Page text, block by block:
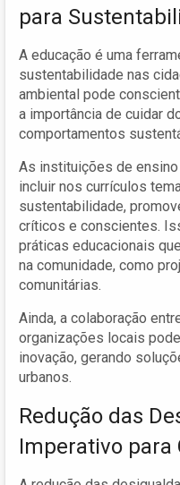
para
A educação é uma
sustentabilidade nas
ambiental pode
a importância de cuidar
comportamentos
As instituições de
incluir nos currículos
sustentabilidade,
críticos e conscientes.
práticas educacionais
na comunidade, como
comunitárias.
Ainda, a colaboração
organizações locais
inovação, gerando
urbanos.
Redução das
Imperativo para